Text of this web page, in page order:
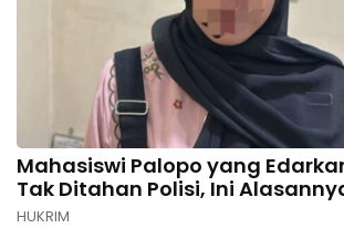
Mahasiswi Palopo yang
Tak Ditahan Polisi, Ini
HUKRIM